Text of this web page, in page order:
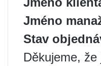
Jméno
Stav
Děkujeme,